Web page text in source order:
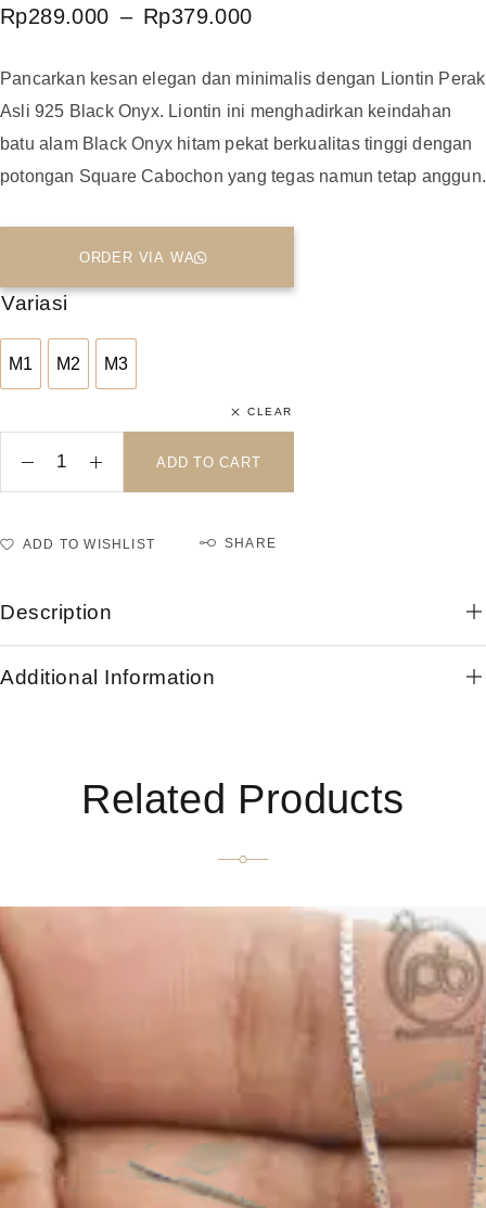
Rp289.000 – Rp379.000
Pancarkan kesan elegan dan minimalis dengan Liontin Perak
Asli 925 Black Onyx. Liontin ini menghadirkan keindahan
batu alam Black Onyx hitam pekat berkualitas tinggi dengan
potongan Square Cabochon yang tegas namun tetap anggun.
ORDER VIA WA
Variasi
M1
M1
M2
M2
M3
M3
CLEAR
ADD TO CART
ADD TO WISHLIST SHARE
Description
Additional Information
Related Products